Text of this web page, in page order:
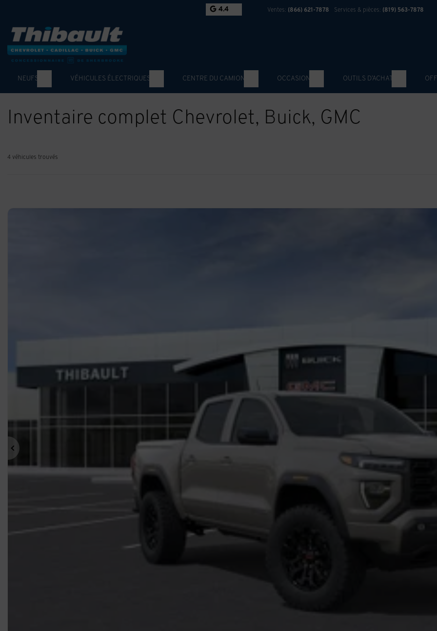
4.4 Ventes: (866) 621-7878 Services & pièces: (819) 563-7878
NEUFS VÉHICULES ÉLECTRIQUES CENTRE DU CAMION OCCASION OUTILS D’ACHAT
Inventaire complet Chevrolet, Buick, GMC
4 véhicules trouvés
Précédent